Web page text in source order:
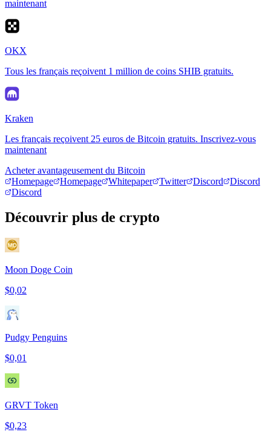
maintenant
OKX
Tous les français reçoivent 1 million de coins SHIB gratuits.
Kraken
Les français reçoivent 25 euros de Bitcoin gratuits. Inscrivez-vous
maintenant
Acheter avantageusement du Bitcoin
Homepage
Homepage Whitepaper Twitter Discord
Discord
Discord
Découvrir plus de crypto
Moon Doge Coin
$0,02
Pudgy Penguins
$0,01
GRVT Token
$0,23